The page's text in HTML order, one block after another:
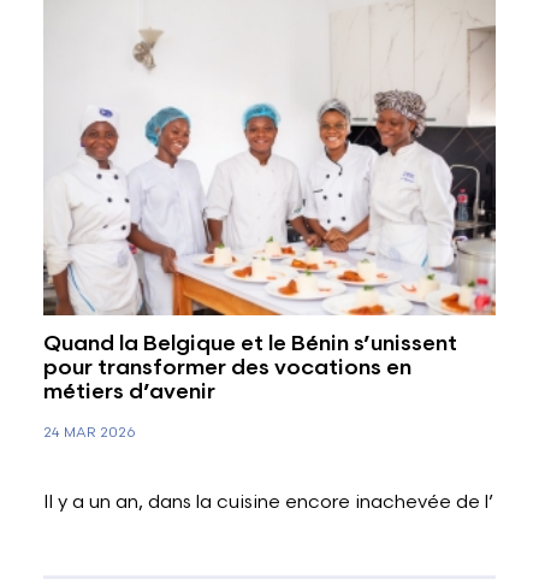
Quand la Belgique et le Bénin s’unissent
pour transformer des vocations en
métiers d’avenir
24 MAR 2026
Il y a un an, dans la cuisine encore inachevée de l’